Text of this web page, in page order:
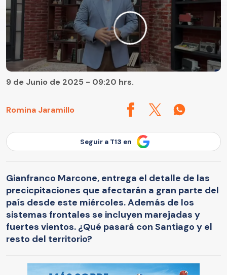
Romina Jaramillo
9 de Junio de 2025 - 09:20 hrs.
Seguir a T13 en
Gianfranco Marcone, entrega el detalle de las
precicpitaciones que afectarán a gran parte del
país desde este miércoles. Además de los
sistemas frontales se incluyen marejadas y
fuertes vientos. ¿Qué pasará con Santiago y el
resto del territorio?